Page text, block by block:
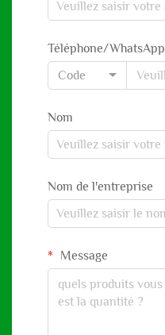
Téléphone/WhatsApp
Code
Nom
Nom de l'entreprise
Message